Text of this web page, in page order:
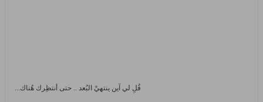
قُلِ لي آين ينتهيْ البُعد .. حتى أنتظِرك هُناك...